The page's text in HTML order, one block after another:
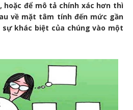
để mô tả chính xác hơn thì
về mặt tâm tính đến mức gần
khác biệt của chúng vào một